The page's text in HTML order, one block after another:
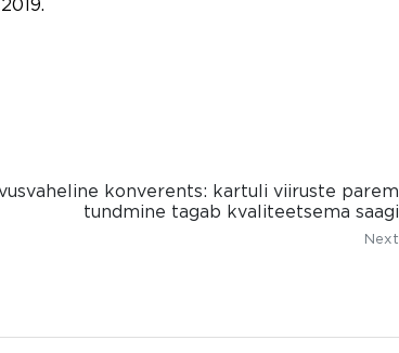
konverents: kartuli viiruste parem
tundmine tagab kvaliteetsema saagi
Next